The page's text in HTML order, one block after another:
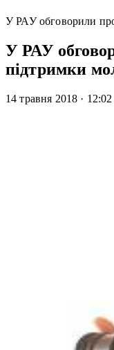
У РАУ обговорили
У РАУ
підтримки
14 травня 2018 · 12:02